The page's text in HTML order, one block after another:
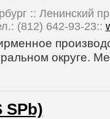
:: Ленинский
(812) 642-93-23::
округе.